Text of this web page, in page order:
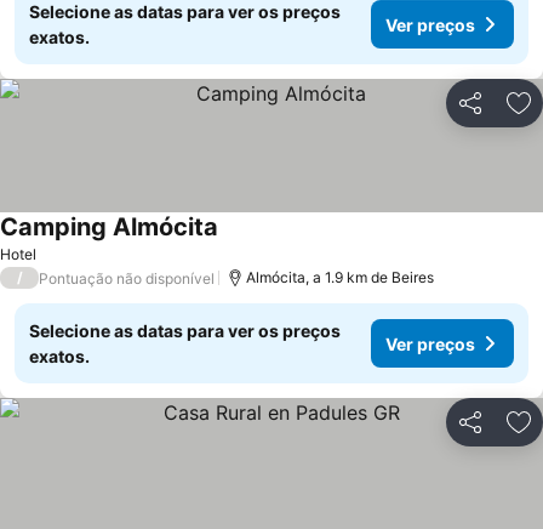
Selecione as datas para ver os preços
exatos.
Ver preços
Partilhar
Hotel
Camping Almócita
/ Pontuação não disponível Almócita, a 1.9 km de Beires
Selecione as datas para ver os preços
exatos.
Ver preços
Partilhar